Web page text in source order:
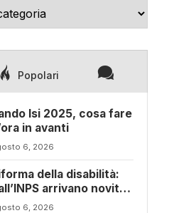
Popolari
Isi 2025, cosa fare
in avanti
6, 2026
della disabilità:
arrivano novità
progetto di vita
6, 2026